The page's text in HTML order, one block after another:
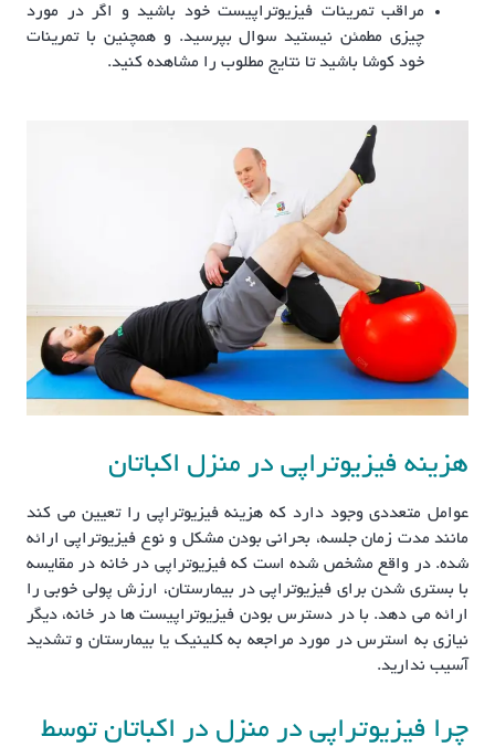
مراقب تمرینات فیزیوتراپیست خود باشید و اگر در مورد
چیزی مطمئن نیستید سوال بپرسید. و همچنین با تمرینات
خود کوشا باشید تا نتایج مطلوب را مشاهده کنید.
هزینه فیزیوتراپی در منزل اکباتان
عوامل متعددی وجود دارد که هزینه فیزیوتراپی را تعیین می کند
مانند مدت زمان جلسه، بحرانی بودن مشکل و نوع فیزیوتراپی ارائه
شده. در واقع مشخص شده است که فیزیوتراپی در خانه در مقایسه
با بستری شدن برای فیزیوتراپی در بیمارستان، ارزش پولی خوبی را
ارائه می دهد. با در دسترس بودن فیزیوتراپیست ها در خانه، دیگر
نیازی به استرس در مورد مراجعه به کلینیک یا بیمارستان و تشدید
آسیب ندارید.
چرا فیزیوتراپی در منزل در اکباتان توسط